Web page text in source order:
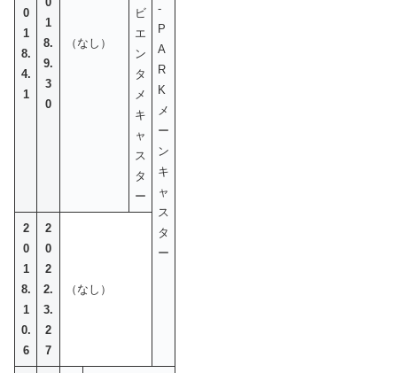
0
1
8.
4.
1
1
8.
9.
3
0
（なし）
ビ
エ
ン
タ
メ
キ
ャ
ス
タ
ー
-
P
A
R
K
メ
ー
ン
キ
ャ
ス
タ
ー
2
0
1
8.
1
0.
6
2
0
2
2.
3.
2
7
（なし）